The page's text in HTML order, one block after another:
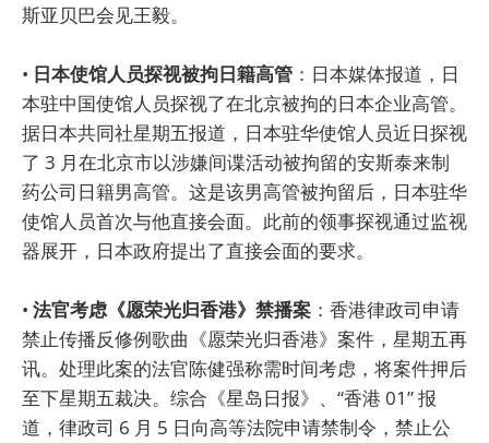
斯亚贝巴会见王毅。
• 日本使馆人员探视被拘日籍高管 ：日本媒体报道，日
本驻中国使馆人员探视了在北京被拘的日本企业高管。
据日本共同社星期五报道，日本驻华使馆人员近日探视
了 3 月在北京市以涉嫌间谍活动被拘留的安斯泰来制
药公司日籍男高管。这是该男高管被拘留后，日本驻华
使馆人员首次与他直接会面。此前的领事探视通过监视
器展开，日本政府提出了直接会面的要求。
• 法官考虑《愿荣光归香港》禁播案 ：香港律政司申请
禁止传播反修例歌曲《愿荣光归香港》案件，星期五再
讯。处理此案的法官陈健强称需时间考虑，将案件押后
至下星期五裁决。综合《星岛日报》、“香港 01” 报
道，律政司 6 月 5 日向高等法院申请禁制令，禁止公